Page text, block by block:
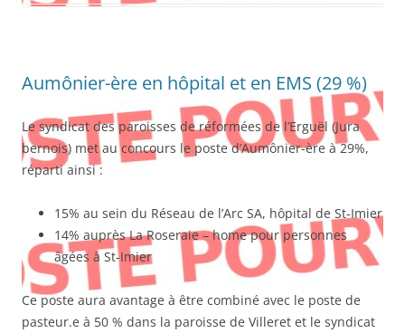
Aumônier-ère en hôpital et en EMS (29 %)
Le syndicat des paroisses de réformées de l’Erguël (Jura
bernois) met au concours le poste d’Aumônier-ère à 29%,
réparti ainsi :
15% au sein du Réseau de l’Arc SA, hôpital de St-Imier
14% auprès La Roseraie – home pour personnes
âgées à St-Imier
Ce poste aura avantage à être combiné avec le poste de
pasteur.e à 50 % dans la paroisse de Villeret et le syndicat